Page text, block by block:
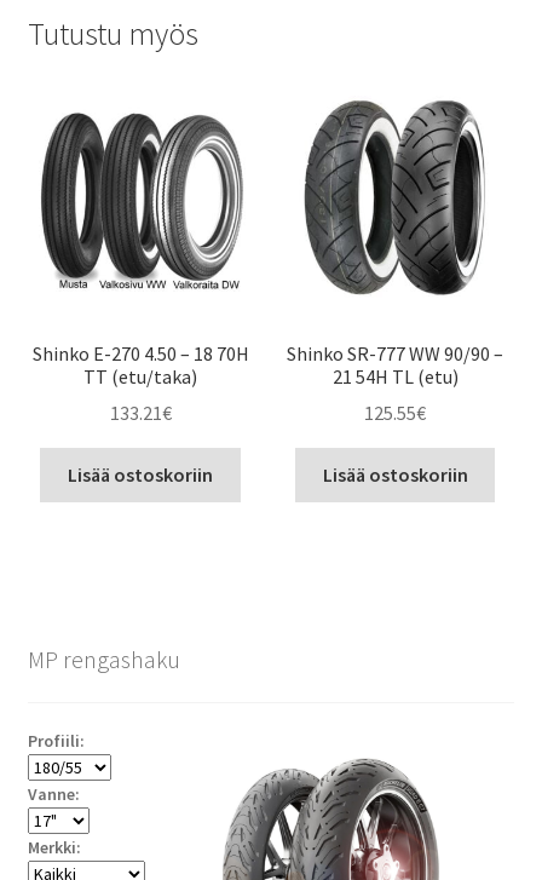
Tutustu myös
Shinko E-270 4.50 – 18 70H
TT (etu/taka)
133.21€
Lisää ostoskoriin
Shinko SR-777 WW 90/90 –
21 54H TL (etu)
125.55€
Lisää ostoskoriin
MP rengashaku
Profiili:
Vanne:
Merkki: